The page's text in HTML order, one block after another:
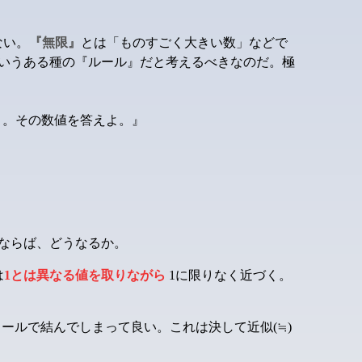
。 『無限』
とは「ものすごく大きい数」などで
うある種の『ルール』だと考えるべきなのだ。極
その数値を答えよ。』
らば、どうなるか。
1とは異なる値を取りながら 1に限りなく近づく。
ルで結んでしまって良い。これは決して近似(≒)